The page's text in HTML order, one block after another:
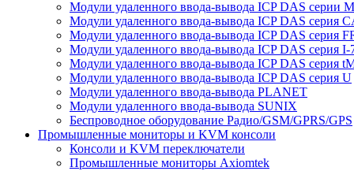
Модули удаленного ввода-вывода ICP DAS серии M
Модули удаленного ввода-вывода ICP DAS серия
Модули удаленного ввода-вывода ICP DAS серия
Модули удаленного ввода-вывода ICP DAS серия I-
Модули удаленного ввода-вывода ICP DAS серия
Модули удаленного ввода-вывода ICP DAS серия U
Модули удаленного ввода-вывода PLANET
Модули удаленного ввода-вывода SUNIX
Беспроводное оборудование Радио/GSM/GPRS/GPS
Промышленные мониторы и KVM консоли
Консоли и KVM переключатели
Промышленные мониторы Axiomtek